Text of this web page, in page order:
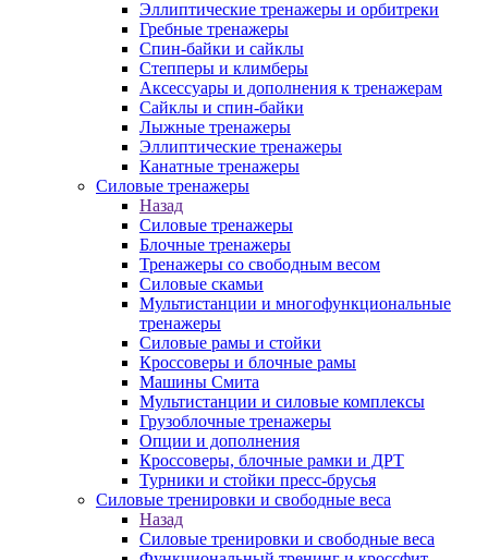
Эллиптические тренажеры и орбитреки
Гребные тренажеры
Спин-байки и сайклы
Степперы и климберы
Аксессуары и дополнения к тренажерам
Сайклы и спин-байки
Лыжные тренажеры
Эллиптические тренажеры
Канатные тренажеры
Силовые тренажеры
Назад
Силовые тренажеры
Блочные тренажеры
Тренажеры со свободным весом
Силовые скамьи
Мультистанции и многофункциональные
тренажеры
Силовые рамы и стойки
Кроссоверы и блочные рамы
Машины Смита
Мультистанции и силовые комплексы
Грузоблочные тренажеры
Опции и дополнения
Кроссоверы, блочные рамки и ДРТ
Турники и стойки пресс-брусья
Силовые тренировки и свободные веса
Назад
Силовые тренировки и свободные веса